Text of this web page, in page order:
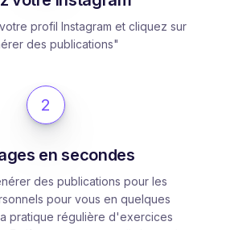
profil Instagram et cliquez sur
des publications"
2
en secondes
des publications pour les
pour vous en quelques
pratique régulière d'exercices